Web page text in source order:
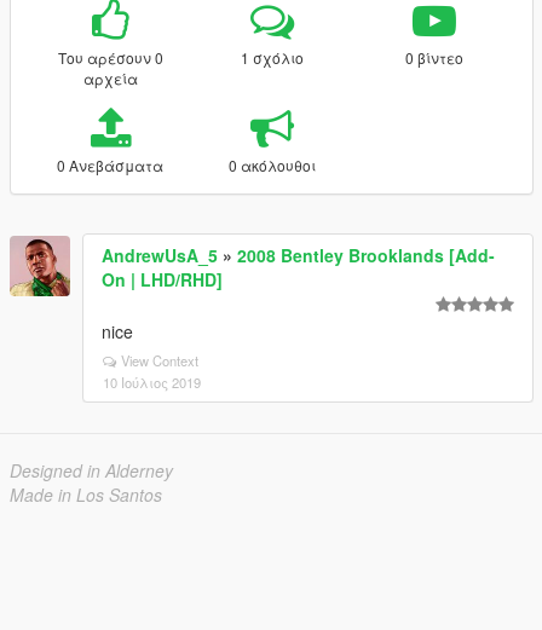
Του αρέσουν 0
αρχεία
1 σχόλιο 0 βίντεο
0 Ανεβάσματα 0 ακόλουθοι
AndrewUsA_5 » 2008 Bentley Brooklands [Add-
On | LHD/RHD]
nice
View Context
10 Ιούλιος 2019
Designed in Alderney
Made in Los Santos